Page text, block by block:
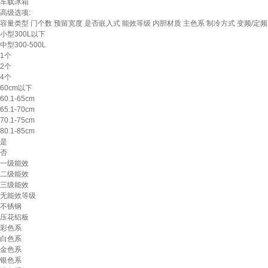
车载冰箱
高级选项:
容量类型 门个数 预留宽度 是否嵌入式 能效等级 内胆材质 主色系 制冷方式 变频/定频
小型300L以下
中型300-500L
1个
2个
4个
60cm以下
60.1-65cm
65.1-70cm
70.1-75cm
80.1-85cm
是
否
一级能效
二级能效
三级能效
无能效等级
不锈钢
压花铝板
彩色系
白色系
金色系
银色系